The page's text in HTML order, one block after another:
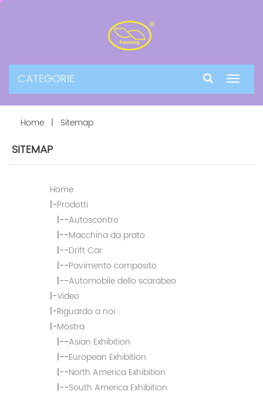
Toggle
CATEGORIE
Home | Sitemap
SITEMAP
Home
|-Prodotti
|--Autoscontro
|--Macchina da prato
|--Drift Car
|--Pavimento composito
|--Automobile dello scarabeo
|-Video
|-Riguardo a noi
|-Mostra
|--Asian Exhibition
|--European Exhibition
|--North America Exhibition
|--South America Exhibition